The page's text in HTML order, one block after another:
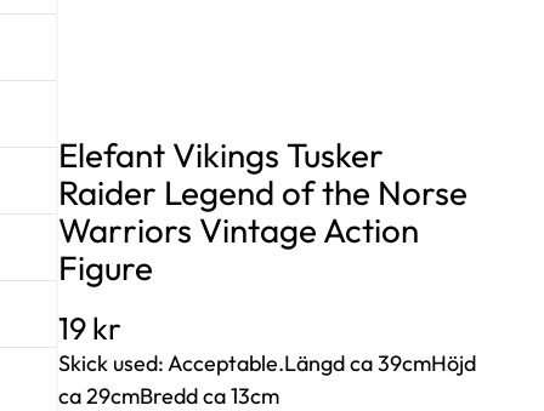
Elefant Vikings Tusker
Raider Legend of the Norse
Warriors Vintage Action
Figure
19kr
Skick used: Acceptable.Längd ca 39cmHöjd
ca 29cmBredd ca 13cm